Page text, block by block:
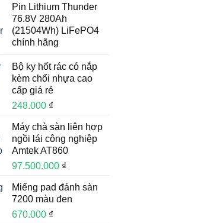
Pin Lithium Thunder
76.8V 280Ah
(21504Wh) LiFePO4
chính hãng
Bộ ky hốt rác có nắp
kèm chổi nhựa cao
cấp giá rẻ
248.000 ₫
Máy chà sàn liên hợp
ngồi lái công nghiệp
Amtek AT860
97.500.000 ₫
Miếng pad đánh sàn
7200 màu đen
670.000 ₫